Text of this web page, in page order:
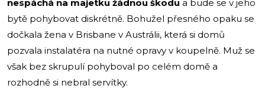
nespáchá na majetku žádnou škodu a bude se v jeho
bytě pohybovat diskrétně. Bohužel přesného opaku se
dočkala žena v Brisbane v Austrálii, která si domů
pozvala instalatéra na nutné opravy v koupelně. Muž se
však bez skrupulí pohyboval po celém domě a
rozhodně si nebral servítky.